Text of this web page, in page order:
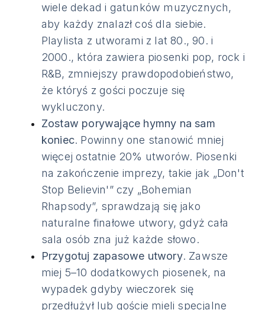
wiele dekad i gatunków muzycznych,
aby każdy znalazł coś dla siebie.
Playlista z utworami z lat 80., 90. i
2000., która zawiera piosenki pop, rock i
R&B, zmniejszy prawdopodobieństwo,
że któryś z gości poczuje się
wykluczony.
Zostaw porywające hymny na sam
koniec. Powinny one stanowić mniej
więcej ostatnie 20% utworów. Piosenki
na zakończenie imprezy, takie jak „Don't
Stop Believin'” czy „Bohemian
Rhapsody”, sprawdzają się jako
naturalne finałowe utwory, gdyż cała
sala osób zna już każde słowo.
Przygotuj zapasowe utwory. Zawsze
miej 5–10 dodatkowych piosenek, na
wypadek gdyby wieczorek się
przedłużył lub goście mieli specjalne